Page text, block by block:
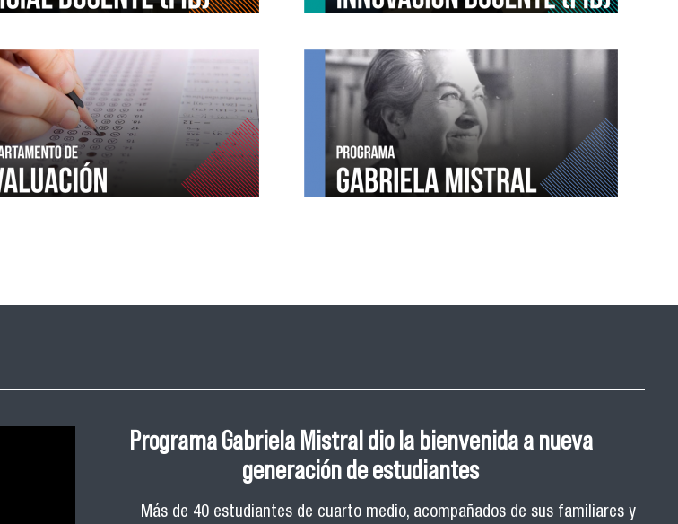
Programa Gabriela Mistral dio la bienvenida a nueva
generación de estudiantes
Más de 40 estudiantes de cuarto medio, acompañados de sus familiares y